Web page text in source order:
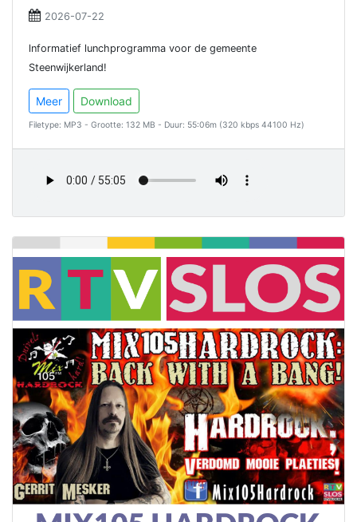
2026-07-22
lnformatief lunchprogramma voor de gemeente
Steenwijkerland!
Meer Download
Filetype: MP3 - Grootte: 132 MB - Duur: 55:06m (320 kbps 44100 Hz)